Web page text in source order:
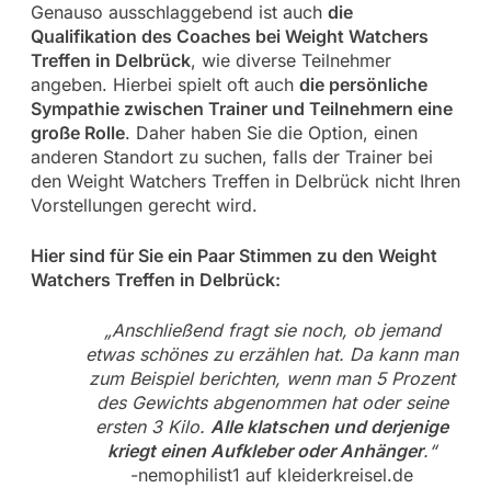
Genauso ausschlaggebend ist auch die
Qualifikation des Coaches bei Weight Watchers
Treffen in Delbrück, wie diverse Teilnehmer
angeben. Hierbei spielt oft auch die persönliche
Sympathie zwischen Trainer und Teilnehmern eine
große Rolle. Daher haben Sie die Option, einen
anderen Standort zu suchen, falls der Trainer bei
den Weight Watchers Treffen in Delbrück nicht Ihren
Vorstellungen gerecht wird.
Hier sind für Sie ein Paar Stimmen zu den Weight
Watchers Treffen in Delbrück:
„Anschließend fragt sie noch, ob jemand
etwas schönes zu erzählen hat. Da kann man
zum Beispiel berichten, wenn man 5 Prozent
des Gewichts abgenommen hat oder seine
ersten 3 Kilo. Alle klatschen und derjenige
kriegt einen Aufkleber oder Anhänger.“
-nemophilist1 auf kleiderkreisel.de